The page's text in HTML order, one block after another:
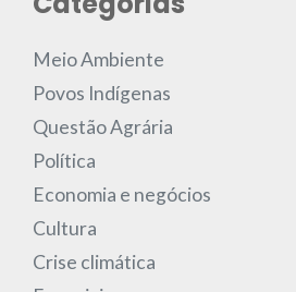
Meio Ambiente
Povos Indígenas
Questão Agrária
Política
Economia e negócios
Cultura
Crise climática